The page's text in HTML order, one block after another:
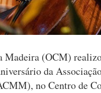
Madeira (OCM)
da
no Centro de